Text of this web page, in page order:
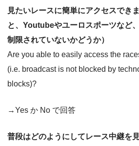
見たいレースに簡単にアクセスでき
と、Youtubeやユーロスポーツなど
制限されていないかどうか）
Are you able to easily access the
(i.e. broadcast is not blocked by
blocks)?
→Yes か No で回答
普段はどのようにしてレース中継を